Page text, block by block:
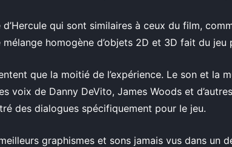
qui sont similaires à ceux du film,
homogène d’objets 2D et 3D fait du jeu
que la moitié de l’expérience. Le son et la
de Danny DeVito, James Woods et
des dialogues spécifiquement pour le jeu.
graphismes et sons jamais vus dans un